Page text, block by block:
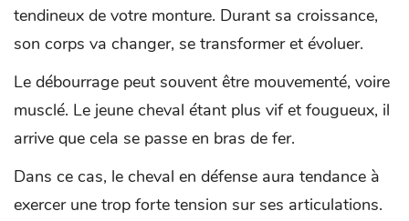
tendineux de votre monture. Durant sa croissance,
son corps va changer, se transformer et évoluer.
Le débourrage peut souvent être mouvementé, voire
musclé. Le jeune cheval étant plus vif et fougueux, il
arrive que cela se passe en bras de fer.
Dans ce cas, le cheval en défense aura tendance à
exercer une trop forte tension sur ses articulations.